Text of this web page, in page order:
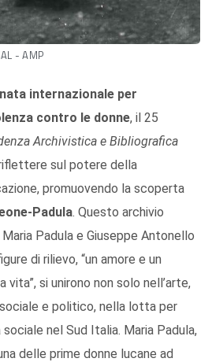
- AMP
internazionale per
contro le donne, il 25
Archivistica e Bibliografica
sul potere della
promuovendo la scoperta
Padula. Questo archivio
Padula e Giuseppe Antonello
di rilievo, “un amore e un
vita”, si unirono non solo nell’arte,
e politico, nella lotta per
nel Sud Italia. Maria Padula,
delle prime donne lucane ad